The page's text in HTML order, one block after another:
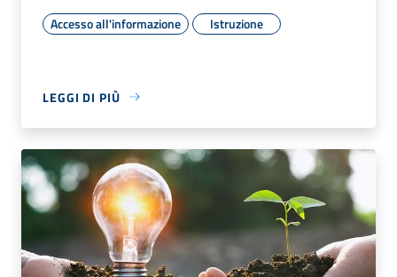
Accesso all'informazione Istruzione
LEGGI DI PIÙ